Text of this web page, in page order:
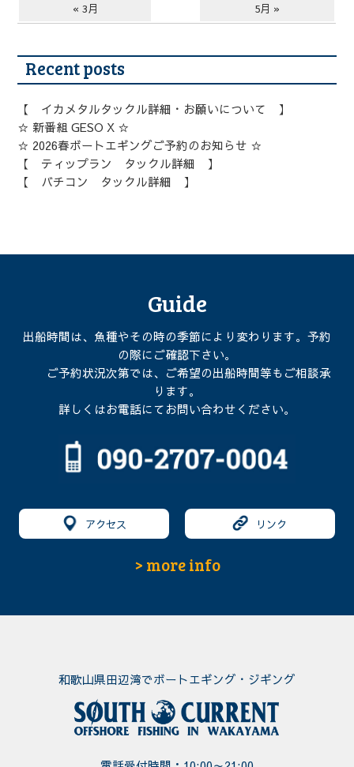
« 3月 5月 »
Recent posts
【 イカメタルタックル詳細・お願いについて 】
☆ 新番組 GESO X ☆
☆ 2026春ボートエギングご予約のお知らせ ☆
【 ティップラン タックル詳細 】
【 バチコン タックル詳細 】
Guide
出船時間は、魚種やその時の季節により変わります。予約
の際にご確認下さい。
ご予約状況次第では、ご希望の出船時間等もご相談承
ります。
詳しくはお電話にてお問い合わせください。
アクセス リンク
> more info
和歌山県田辺湾でボートエギング・ジギング